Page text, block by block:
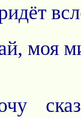
моя